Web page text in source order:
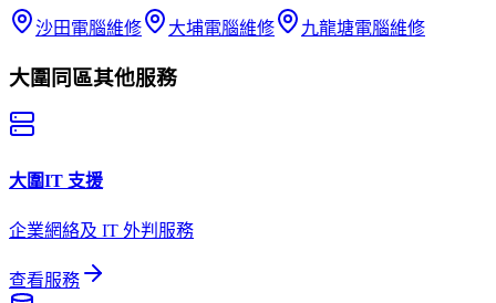
沙田電腦維修 大埔電腦維修 九龍塘電腦維修
大圍 同區其他服務
大圍IT 支援
企業網絡及 IT 外判服務
查看服務